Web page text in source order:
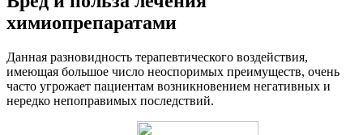
химиопрепаратами
Данная разновидность терапевтического воздействия,
имеющая большое число неоспоримых преимуществ, очень
часто угрожает пациентам возникновением негативных и
нередко непоправимых последствий.